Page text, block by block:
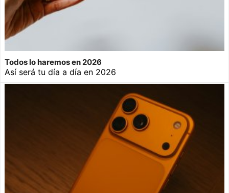
Todos lo haremos en 2026
Así será tu día a día en 2026